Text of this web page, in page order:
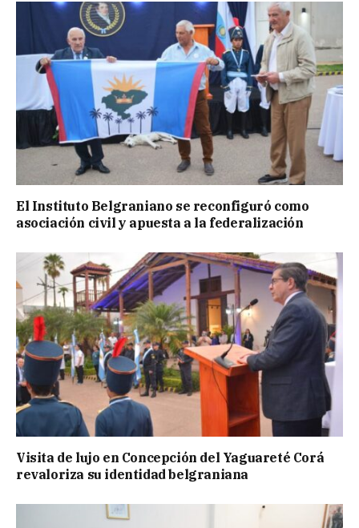
El Instituto Belgraniano se reconfiguró como
asociación civil y apuesta a la federalización
Visita de lujo en Concepción del Yaguareté Corá
revaloriza su identidad belgraniana